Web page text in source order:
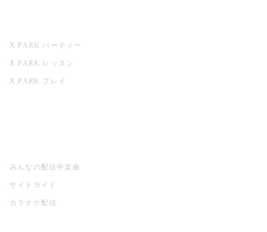
X PARK パーティー
X PARK レッスン
X PARK プレイ
みんなの配信中楽曲
サイトガイド
カラオケ配信